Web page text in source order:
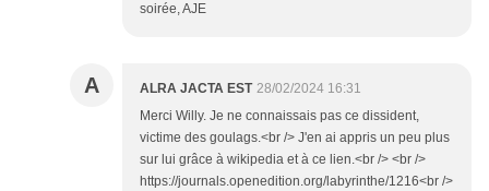
soirée, AJE
A ALRA JACTA EST 28/02/2024 16:31
Merci Willy. Je ne connaissais pas ce dissident,
victime des goulags.<br /> J'en ai appris un peu plus
sur lui grâce à wikipedia et à ce lien.<br /> <br />
https://journals.openedition.org/labyrinthe/1216<br />